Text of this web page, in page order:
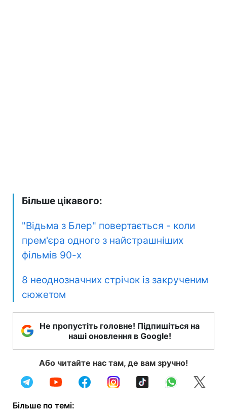
Більше цікавого:
"Відьма з Блер" повертається - коли
прем'єра одного з найстрашніших
фільмів 90-х
8 неоднозначних стрічок із закрученим
сюжетом
Не пропустіть головне! Підпишіться на
наші оновлення в Google!
Або читайте нас там, де вам зручно!
Більше по темі: